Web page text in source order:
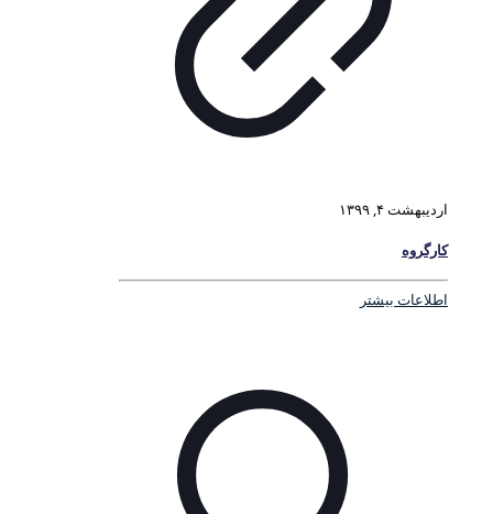
اردیبهشت ۴, ۱۳۹۹
کارگروه
اطلاعات بیشتر